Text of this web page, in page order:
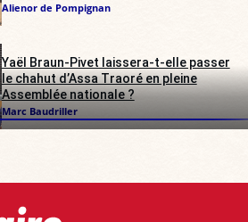
Alienor de Pompignan
Yaël Braun-Pivet laissera-t-elle passer
le chahut d’Assa Traoré en pleine
Assemblée nationale ?
Marc Baudriller